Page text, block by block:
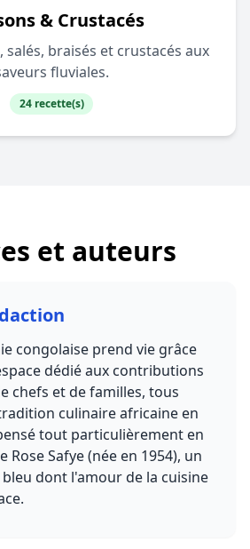
& Crustacés
salés, braisés et crustacés aux
fluviales.
24 recette(s)
et auteurs
congolaise prend vie grâce
dédié aux contributions
chefs et de familles, tous
culinaire africaine en
tout particulièrement en
Rose Safye (née en 1954), un
dont l'amour de la cuisine